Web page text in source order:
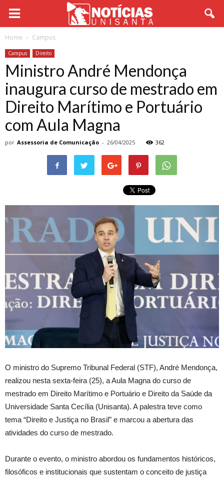
Home Campus
Campus Direito
Ministro André Mendonça
inaugura curso de mestrado em
Direito Marítimo e Portuário
com Aula Magna
por Assessoria de Comunicação - 26/04/2025 362
O ministro do Supremo Tribunal Federal (STF), André Mendonça,
realizou nesta sexta-feira (25), a Aula Magna do curso de
mestrado em Direito Marítimo e Portuário e Direito da Saúde da
Universidade Santa Cecília (Unisanta). A palestra teve como
tema “Direito e Justiça no Brasil” e marcou a abertura das
atividades do curso de mestrado.
Durante o evento, o ministro abordou os fundamentos históricos,
filosóficos e institucionais que sustentam o conceito de justiça